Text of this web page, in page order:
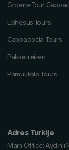
Groene Tour
Ephesus Tours
Cappadocia Tours
Pakketreizen
Pamukkale Tours
Adres Turkije
Main Office: